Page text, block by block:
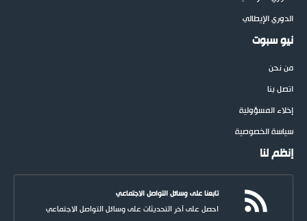
الدوري الإيطالي
نيو سبوت
من نحن
اتصل بنا
إخلاء المسؤولية
سياسة الخصوصية
إنظم لنا
تابعنا على وسائل التواصل الاجتماعي
احصل على آخر التحديثات على وسائل التواصل الاجتماعي